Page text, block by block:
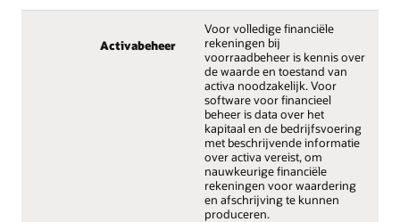
Activabeheer
Voor volledige financiële
rekeningen bij
voorraadbeheer is kennis over
de waarde en toestand van
activa noodzakelijk. Voor
software voor financieel
beheer is data over het
kapitaal en de bedrijfsvoering
met beschrijvende informatie
over activa vereist, om
nauwkeurige financiële
rekeningen voor waardering
en afschrijving te kunnen
produceren.